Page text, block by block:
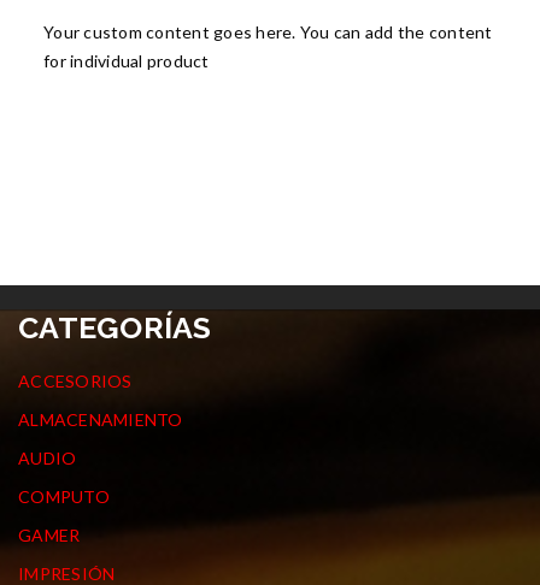
Your custom content goes here. You can add the content
for individual product
CATEGORÍAS
ACCESORIOS
ALMACENAMIENTO
AUDIO
COMPUTO
GAMER
IMPRESIÓN